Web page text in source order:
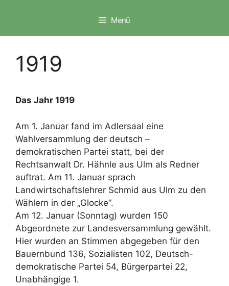
Menü
1919
Das Jahr 1919
Am 1. Januar fand im Adlersaal eine
Wahlversammlung der deutsch –
demokratischen Partei statt, bei der
Rechtsanwalt Dr. Hähnle aus Ulm als Redner
auftrat. Am 11. Januar sprach
Landwirtschaftslehrer Schmid aus Ulm zu den
Wählern in der „Glocke“.
Am 12. Januar (Sonntag) wurden 150
Abgeordnete zur Landesversammlung gewählt.
Hier wurden an Stimmen abgegeben für den
Bauernbund 136, Sozialisten 102, Deutsch-
demokratische Partei 54, Bürgerpartei 22,
Unabhängige 1.